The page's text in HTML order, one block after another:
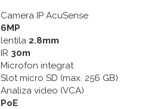
Camera IP AcuSense
6MP
lentila 2.8mm
IR 30m
Microfon integrat
Slot micro SD (max. 256 GB)
Analiza video (VCA)
PoE